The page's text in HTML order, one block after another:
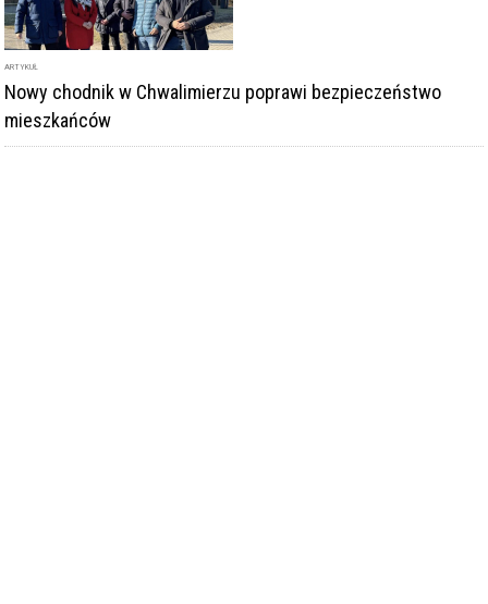
ARTYKUŁ
Nowy chodnik w Chwalimierzu poprawi bezpieczeństwo
mieszkańców